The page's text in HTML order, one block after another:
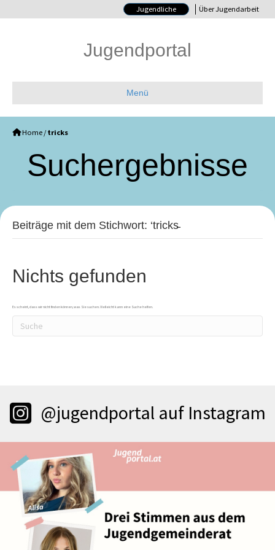
Jugendliche Über Jugendarbeit
Jugendportal
Menü
Home / tricks
Such­ergebnisse
Beiträge mit dem Stichwort: ‘tricks̵
Nichts gefunden
Es scheint, dass wir nicht finden können, was Sie suchen. Vielleicht kann eine Suche helfen.
@jugendportal auf Instagram